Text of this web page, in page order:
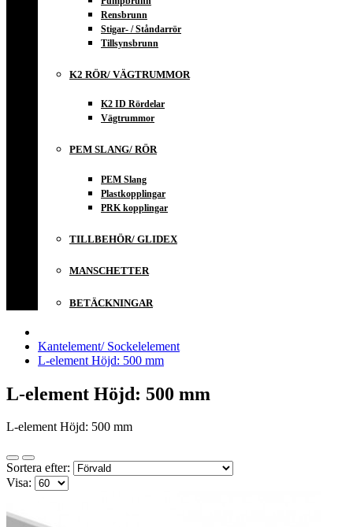
Rensbrunn
Stigar- / Ståndarrör
Tillsynsbrunn
K2 RÖR/ VÄGTRUMMOR
K2 ID Rördelar
Vägtrummor
PEM SLANG/ RÖR
PEM Slang
Plastkopplingar
PRK kopplingar
TILLBEHÖR/ GLIDEX
MANSCHETTER
BETÄCKNINGAR
Kantelement/ Sockelelement
L-element Höjd: 500 mm
L-element Höjd: 500 mm
L-element Höjd: 500 mm
Sortera efter:
Visa: